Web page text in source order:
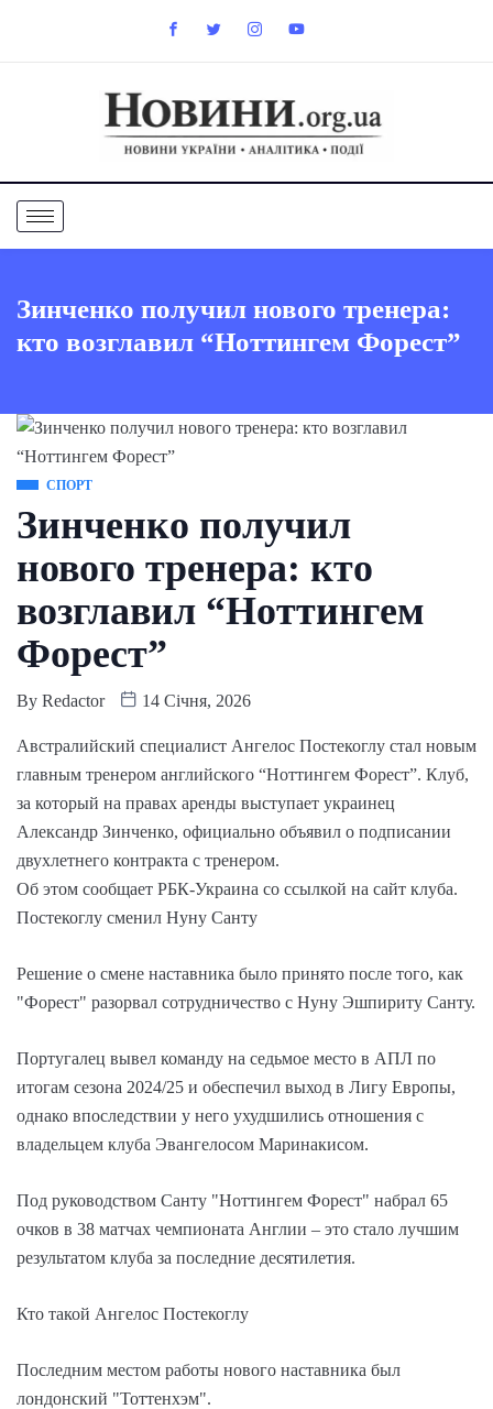
Зинченко получил нового тренера:
кто возглавил “Ноттингем Форест”
СПОРТ
Зинченко получил
нового тренера: кто
возглавил “Ноттингем
Форест”
By Redactor 14 Січня, 2026
Австралийский специалист Ангелос Постекоглу стал новым
главным тренером английского “Ноттингем Форест”. Клуб,
за который на правах аренды выступает украинец
Александр Зинченко, официально объявил о подписании
двухлетнего контракта с тренером.
Об этом сообщает РБК-Украина со ссылкой на сайт клуба.
Постекоглу сменил Нуну Санту
Решение о смене наставника было принято после того, как
"Форест" разорвал сотрудничество с Нуну Эшпириту Санту.
Португалец вывел команду на седьмое место в АПЛ по
итогам сезона 2024/25 и обеспечил выход в Лигу Европы,
однако впоследствии у него ухудшились отношения с
владельцем клуба Эвангелосом Маринакисом.
Под руководством Санту "Ноттингем Форест" набрал 65
очков в 38 матчах чемпионата Англии – это стало лучшим
результатом клуба за последние десятилетия.
Кто такой Ангелос Постекоглу
Последним местом работы нового наставника был
лондонский "Тоттенхэм".